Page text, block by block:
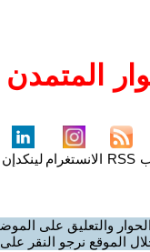
المتمدن
RSS الانستغرام لينكدإن
والتعليق على
الموقع نرجو النقر